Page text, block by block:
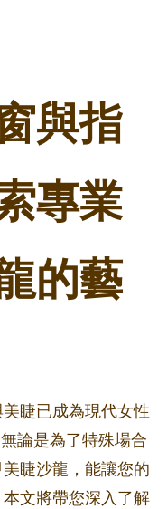
與指
專業
的藝
睫已成為現代女性
論是為了特殊場合
睫沙龍，能讓您的
文將帶您深入了解